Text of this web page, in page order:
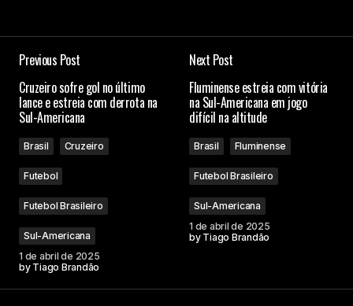
Previous Post
Cruzeiro sofre gol no último
lance e estreia com derrota na
Sul-Americana
Brasil Cruzeiro
Futebol
Futebol Brasileiro
Sul-Americana
1 de abril de 2025
by Tiago Brandão
Next Post
Fluminense estreia com vitória
na Sul-Americana em jogo
difícil na altitude
Brasil Fluminense
Futebol Brasileiro
Sul-Americana
1 de abril de 2025
by Tiago Brandão